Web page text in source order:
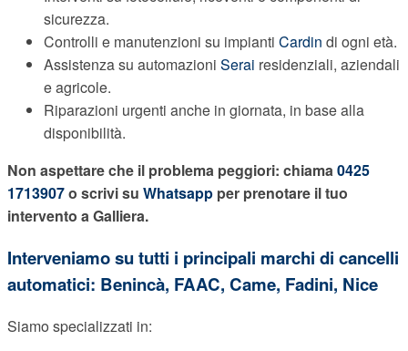
sicurezza.
Controlli e manutenzioni su impianti Cardin di ogni età.
Assistenza su automazioni Serai residenziali, aziendali
e agricole.
Riparazioni urgenti anche in giornata, in base alla
disponibilità.
Non aspettare che il problema peggiori: chiama0425
1713907o scrivi su Whatsapp per prenotare il tuo
intervento a Galliera.
Interveniamo su tutti i principali marchi di cancelli
automatici: Benincà, FAAC, Came, Fadini, Nice
Siamo specializzati in: